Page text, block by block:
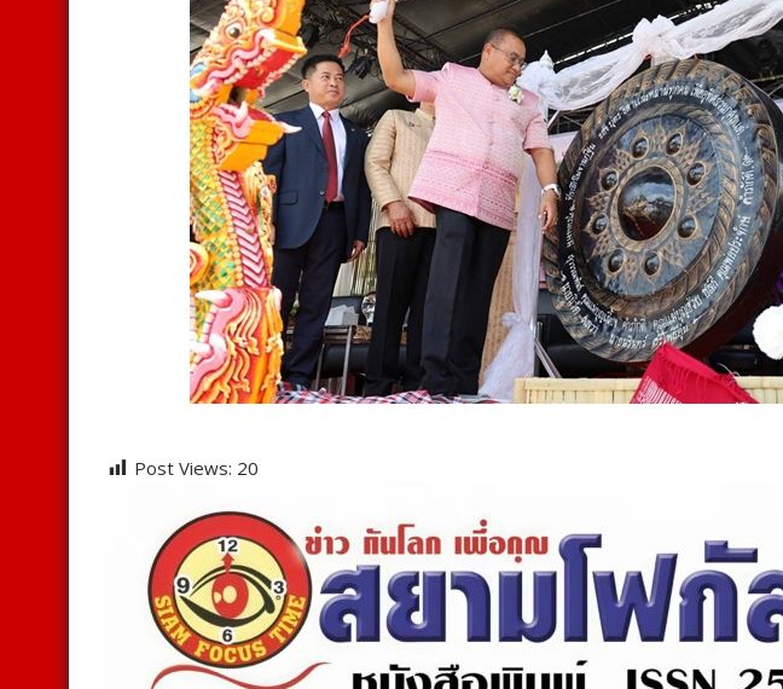
Post Views: 20